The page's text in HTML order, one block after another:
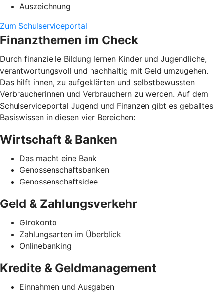
Auszeichnung
Zum Schulserviceportal
Finanzthemen im Check
Durch finanzielle Bildung lernen Kinder und Jugendliche,
verantwortungsvoll und nachhaltig mit Geld umzugehen.
Das hilft ihnen, zu aufgeklärten und selbstbewussten
Verbraucherinnen und Verbrauchern zu werden. Auf dem
Schulserviceportal Jugend und Finanzen gibt es geballtes
Basiswissen in diesen vier Bereichen:
Wirtschaft & Banken
Das macht eine Bank
Genossenschaftsbanken
Genossenschaftsidee
Geld & Zahlungsverkehr
Girokonto
Zahlungsarten im Überblick
Onlinebanking
Kredite & Geldmanagement
Einnahmen und Ausgaben